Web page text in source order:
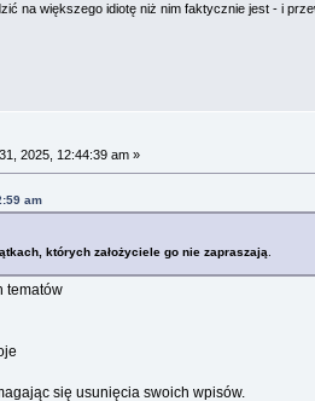
na większego idiotę niż nim faktycznie jest - i
2025, 12:44:39 am »
am
których założyciele go nie zapraszają
tematów
się usunięcia swoich wpisów.